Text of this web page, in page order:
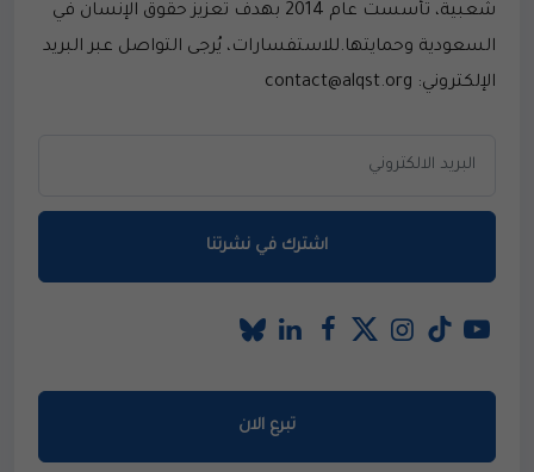
شعبية، تأسست عام 2014 بهدف تعزيز حقوق الإنسان في
السعودية وحمايتها.للاستفسارات، يُرجى التواصل عبر البريد
الإلكتروني: contact@alqst.org
اشترك في نشرتنا
تبرع الان